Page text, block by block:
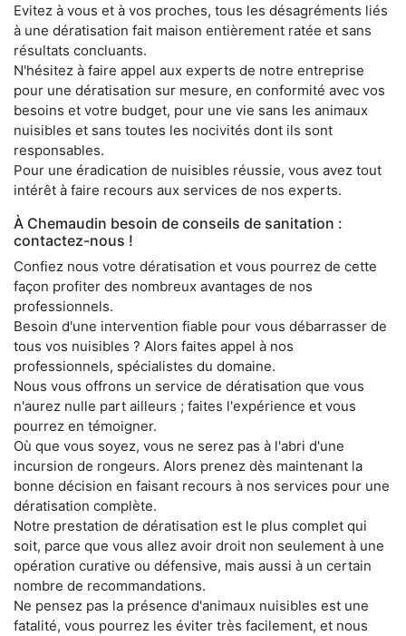
Evitez à vous et à vos proches, tous les désagréments liés
à une dératisation fait maison entièrement ratée et sans
résultats concluants.
N'hésitez à faire appel aux experts de notre entreprise
pour une dératisation sur mesure, en conformité avec vos
besoins et votre budget, pour une vie sans les animaux
nuisibles et sans toutes les nocivités dont ils sont
responsables.
Pour une éradication de nuisibles réussie, vous avez tout
intérêt à faire recours aux services de nos experts.
À Chemaudin besoin de conseils de sanitation :
contactez-nous !
Confiez nous votre dératisation et vous pourrez de cette
façon profiter des nombreux avantages de nos
professionnels.
Besoin d'une intervention fiable pour vous débarrasser de
tous vos nuisibles ? Alors faites appel à nos
professionnels, spécialistes du domaine.
Nous vous offrons un service de dératisation que vous
n'aurez nulle part ailleurs ; faites l'expérience et vous
pourrez en témoigner.
Où que vous soyez, vous ne serez pas à l'abri d'une
incursion de rongeurs. Alors prenez dès maintenant la
bonne décision en faisant recours à nos services pour une
dératisation complète.
Notre prestation de dératisation est le plus complet qui
soit, parce que vous allez avoir droit non seulement à une
opération curative ou défensive, mais aussi à un certain
nombre de recommandations.
Ne pensez pas la présence d'animaux nuisibles est une
fatalité, vous pourrez les éviter très facilement, et nous